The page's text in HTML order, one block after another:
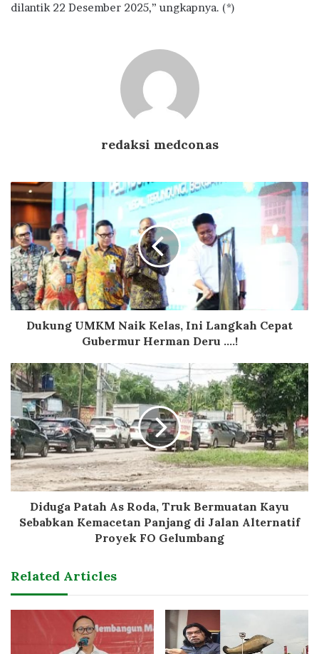
dilantik 22 Desember 2025,” ungkapnya. (*)
redaksi medconas
Dukung UMKM Naik Kelas, Ini Langkah Cepat
Gubermur Herman Deru ....!
Diduga Patah As Roda, Truk Bermuatan Kayu
Sebabkan Kemacetan Panjang di Jalan Alternatif
Proyek FO Gelumbang
Related Articles